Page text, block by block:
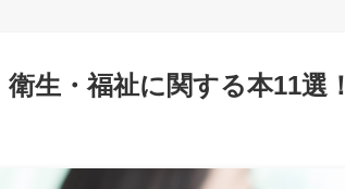
生・福祉に関する本11選！